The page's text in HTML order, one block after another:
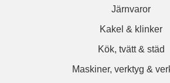
Järnvaror
Kakel & klinker
Kök, tvätt & städ
Maskiner, verktyg &